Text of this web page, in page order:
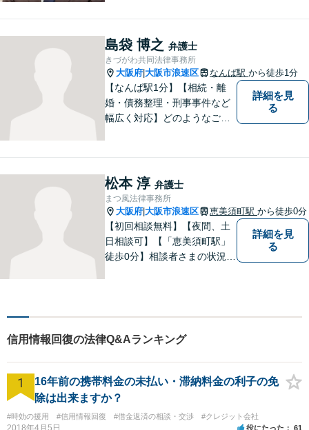
事故の被害に遭われた場合／
借金でお困りの方／相続トラ
ブルなどご相談ください【休
日相談可】
島袋 博之 弁護士
きづがわ共同法律事務所
大阪府 大阪市浪速区 なんば駅 から徒歩1分
【なんば駅1分】【相続・離
婚・債務整理・刑事事件など
幅広く対応】どのようなご相
けています。一緒に解決への
道筋を考えてまいります。
詳細を見
る
松本 淳 弁護士
まつ風法律事務所
大阪府 大阪市浪速区 恵美須町駅 から徒歩0分
【初回相談無料】【夜間、土
日相談可】【「恵美須町駅」
徒歩0分】相談者さまの状況や
ラブルに直面した際には、一
人で悩まずに相談してくださ
い。
詳細を見
る
信用情報回復の法律Q&Aランキング
1
16年前の携帯料金の未払い・滞納料金の利子の免
除は出来ますか？
#時効の援用 #信用情報回復 #借金返済の相談・交渉 #クレジット会社
2018年4月5日 役にたった 61